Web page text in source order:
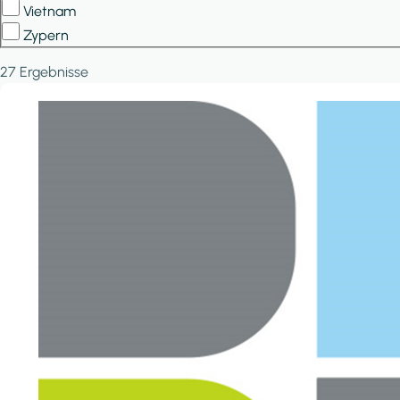
Vietnam
Zypern
27 Ergebnisse